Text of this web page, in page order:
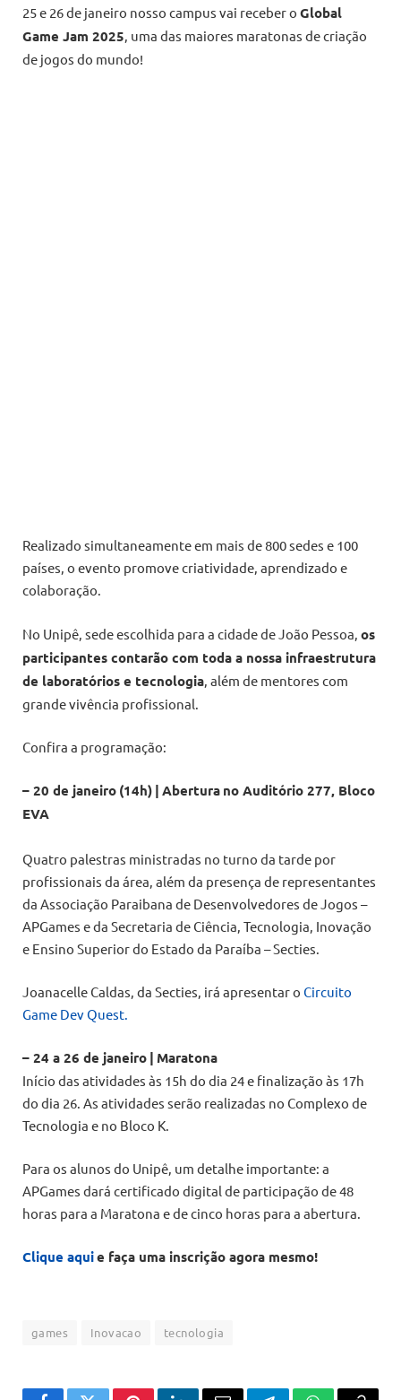
25 e 26 de janeiro nosso campus vai receber o Global
Game Jam 2025, uma das maiores maratonas de criação
de jogos do mundo!
Realizado simultaneamente em mais de 800 sedes e 100
países, o evento promove criatividade, aprendizado e
colaboração.
No Unipê, sede escolhida para a cidade de João Pessoa, os
participantes contarão com toda a nossa infraestrutura
de laboratórios e tecnologia , além de mentores com
grande vivência profissional.
Confira a programação:
– 20 de janeiro (14h) | Abertura no Auditório 277, Bloco
EVA
Quatro palestras ministradas no turno da tarde por
profissionais da área, além da presença de representantes
da Associação Paraibana de Desenvolvedores de Jogos –
APGames e da Secretaria de Ciência, Tecnologia, Inovação
e Ensino Superior do Estado da Paraíba – Secties.
Joanacelle Caldas, da Secties, irá apresentar o Circuito
Game Dev Quest.
– 24 a 26 de janeiro | Maratona
Início das atividades às 15h do dia 24 e finalização às 17h
do dia 26. As atividades serão realizadas no Complexo de
Tecnologia e no Bloco K.
Para os alunos do Unipê, um detalhe importante: a
APGames dará certificado digital de participação de 48
horas para a Maratona e de cinco horas para a abertura.
Clique aquie faça uma inscrição agora mesmo!
games Inovacao tecnologia